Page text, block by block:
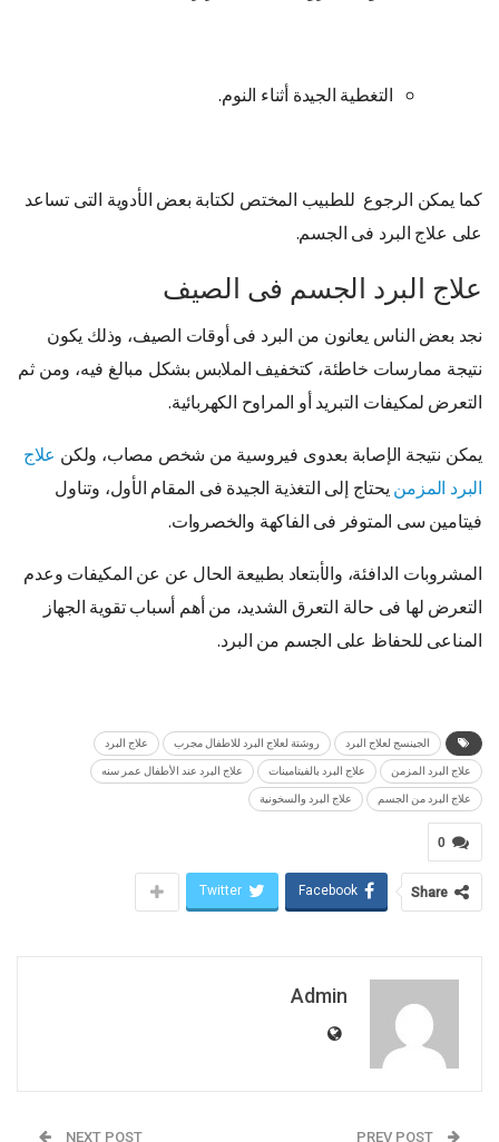
التغطية الجيدة أثناء النوم.
كما يمكن الرجوع للطبيب المختص لكتابة بعض الأدوية التى تساعد
على علاج البرد فى الجسم.
علاج البرد الجسم فى الصيف
نجد بعض الناس يعانون من البرد فى أوقات الصيف، وذلك يكون
نتيجة ممارسات خاطئة، كتخفيف الملابس بشكل مبالغ فيه، ومن ثم
التعرض لمكيفات التبريد أو المراوح الكهربائية.
يمكن نتيجة الإصابة بعدوى فيروسية من شخص مصاب، ولكن علاج
البرد المزمن يحتاج إلى التغذية الجيدة فى المقام الأول، وتناول
فيتامين سى المتوفر فى الفاكهة والخصروات.
المشروبات الدافئة، والأبتعاد بطبيعة الحال عن عن المكيفات وعدم
التعرض لها فى حالة التعرق الشديد، من أهم أسباب تقوية الجهاز
المناعى للحفاظ على الجسم من البرد.
الجينسج لعلاج البرد روشتة لعلاج البرد للاطفال مجرب علاج البرد
علاج البرد المزمن علاج البرد بالفيتامينات علاج البرد عند الأطفال عمر سنه
علاج البرد من الجسم علاج البرد والسخونية
0
Share
Facebook
Twitter
Admin
NEXT POST